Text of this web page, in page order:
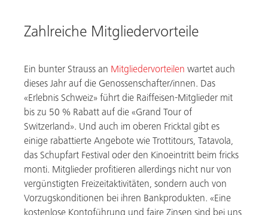
Zahlreiche Mitgliedervorteile
Ein bunter Strauss an Mitgliedervorteilen wartet auch
dieses Jahr auf die Genossenschafter/innen. Das
«Erlebnis Schweiz» führt die Raiffeisen-Mitglieder mit
bis zu 50 % Rabatt auf die «Grand Tour of
Switzerland». Und auch im oberen Fricktal gibt es
einige rabattierte Angebote wie Trottitours, Tatavola,
das Schupfart Festival oder den Kinoeintritt beim fricks
monti. Mitglieder profitieren allerdings nicht nur von
vergünstigten Freizeitaktivitäten, sondern auch von
Vorzugskonditionen bei ihren Bankprodukten. «Eine
kostenlose Kontoführung und faire Zinsen sind bei uns